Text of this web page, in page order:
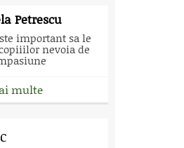
Petrescu
important sa le
nevoia de
multe